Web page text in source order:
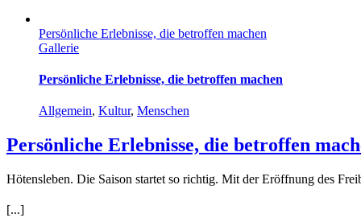
Persönliche Erlebnisse, die betroffen machen
Gallerie
Persönliche Erlebnisse, die betroffen machen
Allgemein, Kultur, Menschen
Persönliche Erlebnisse, die betroffen
Hötensleben. Die Saison startet so richtig. Mit der Eröffnung des
[...]